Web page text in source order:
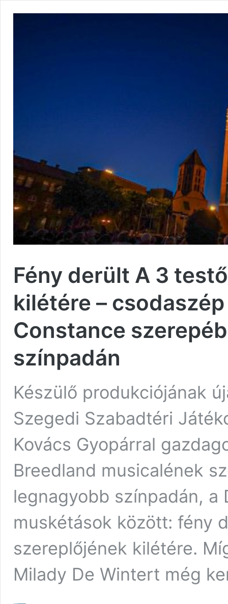
Fény derült A 3
kilétére –
Constance
színpadán
Készülő produkciójának
Szegedi Szabadtéri
Kovács Gyopárral
Breedland musicalének
legnagyobb színpadán, a
muskétások között: fény
szereplőjének kilétére.
Milady De Wintert még